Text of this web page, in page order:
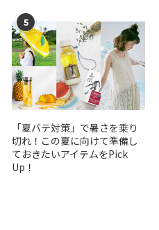
5
「夏バテ対策」で暑さを乗り
切れ！この夏に向けて準備し
ておきたいアイテムをPick
Up！